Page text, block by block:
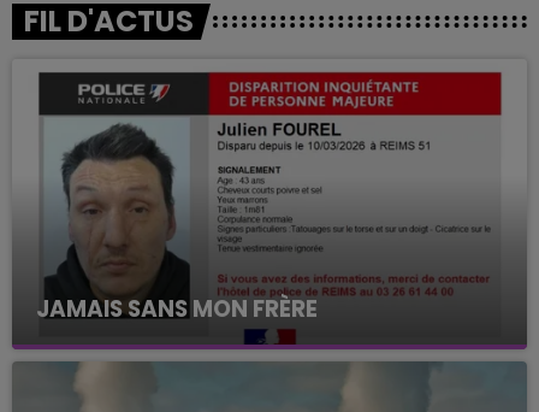
FIL D'ACTUS
JAMAIS SANS MON FRÈRE
Julien Fourel n'a plus donné signé de vie depuis 5
mois. Sa sœur poursuit ses recherches pour le
retrouver.